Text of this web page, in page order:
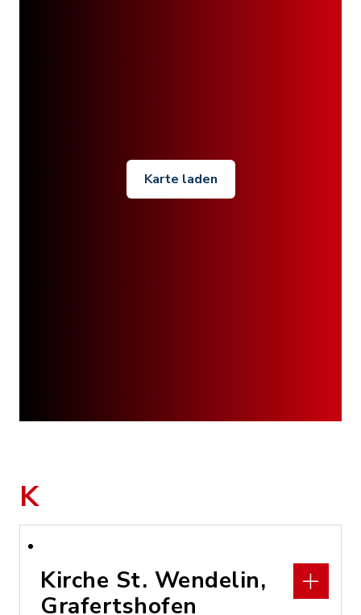
Karte laden
K
Kirche St. Wendelin,
Grafertshofen